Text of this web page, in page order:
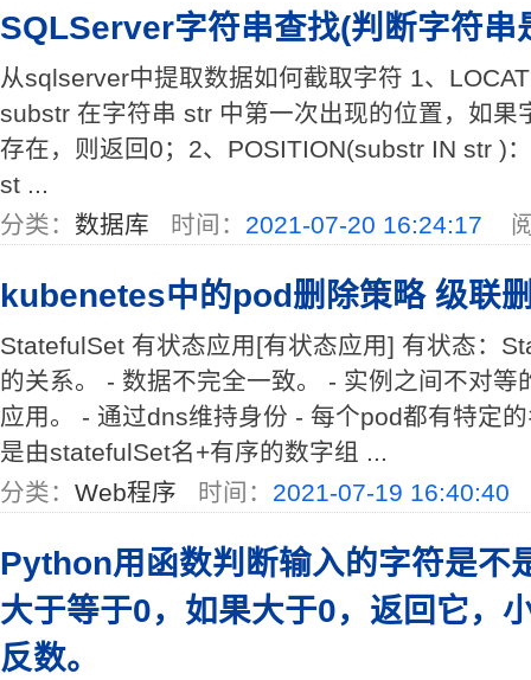
SQLServer字符串查找(判断字符串
从sqlserver中提取数据如何截取字符 1、
substr 在字符串 str 中第一次出现的位置，如果
存在，则返回0；2、POSITION(substr IN str )
st ...
分类： 数据库 时间： 2021-07-20 16:24:17 阅
kubenetes中的pod删除策略 级联
StatefulSet 有状态应用[有状态应用] 有状态：
的关系。 - 数据不完全一致。 - 实例之间不对等
应用。 - 通过dns维持身份 - 每个pod都有特定
是由statefulSet名+有序的数字组 ...
分类： Web程序 时间： 2021-07-19 16:40:40
Python用函数判断输入的字符是不
大于等于0，如果大于0，返回它，
反数。